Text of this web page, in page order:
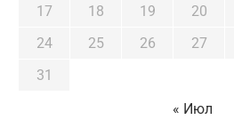
17
18 19 20
24
25 26 27
31
« Июл